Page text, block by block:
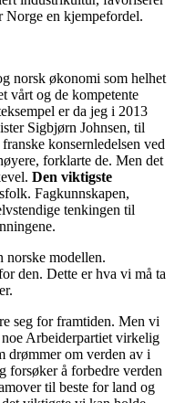
Norge en kjempefordel.
norsk økonomi som helhet
vårt og de kompetente
er da jeg i 2013
Sigbjørn Johnsen, til
konsernledelsen ved
forklarte de. Men det
Den viktigste
Fagkunnskapen,
tenkingen til
norske modellen.
den. Dette er hva vi må ta
seg for framtiden. Men vi
Arbeiderpartiet virkelig
drømmer om verden av i
forsøker å forbedre verden
til beste for land og